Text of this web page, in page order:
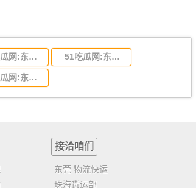
51吃瓜网:东莞到贵州省物流运输,东莞到贵州省物流公司 51吃瓜网:东莞到四川省物流专线,东莞到四川省物流公司
51吃瓜网:东莞到广西物流专线,东莞到广西物流公司
接洽咱们
东莞 物流快运
珠海货运部